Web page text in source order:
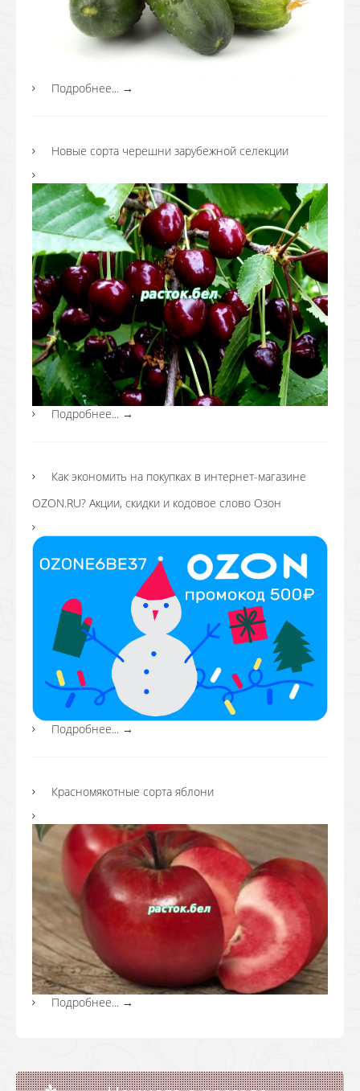
Подробнее... →
Новые сорта черешни зарубежной селекции
Подробнее... →
Как экономить на покупках в интернет-магазине
OZON.RU? Акции, скидки и кодовое слово Озон
Подробнее... →
Красномякотные сорта яблони
Подробнее... →